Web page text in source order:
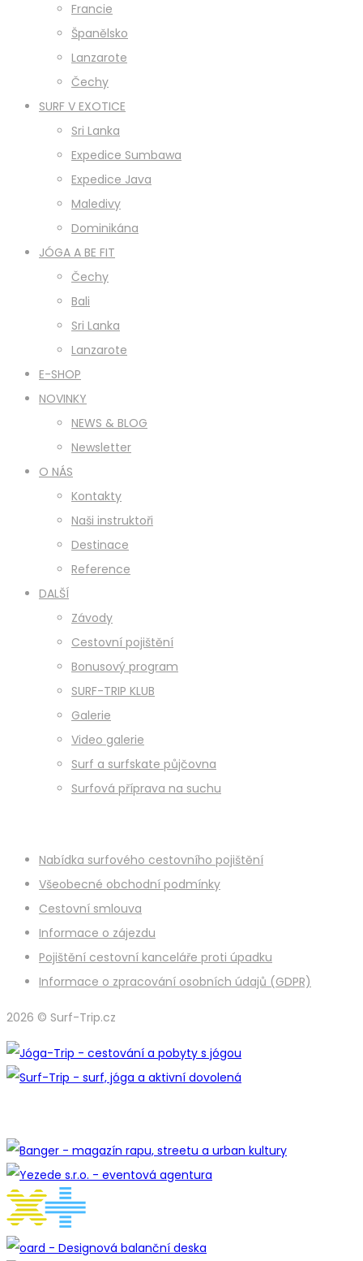
Francie
Španělsko
Lanzarote
Čechy
SURF V EXOTICE
Sri Lanka
Expedice Sumbawa
Expedice Java
Maledivy
Dominikána
JÓGA A BE FIT
Čechy
Bali
Sri Lanka
Lanzarote
E-SHOP
NOVINKY
NEWS & BLOG
Newsletter
O NÁS
Kontakty
Naši instruktoři
Destinace
Reference
DALŠÍ
Závody
Cestovní pojištění
Bonusový program
SURF-TRIP KLUB
Galerie
Video galerie
Surf a surfskate půjčovna
Surfová příprava na suchu
Nabídka surfového cestovního pojištění
Všeobecné obchodní podmínky
Cestovní smlouva
Informace o zájezdu
Pojištění cestovní kanceláře proti úpadku
Informace o zpracování osobních údajů (GDPR)
2026 © Surf-Trip.cz